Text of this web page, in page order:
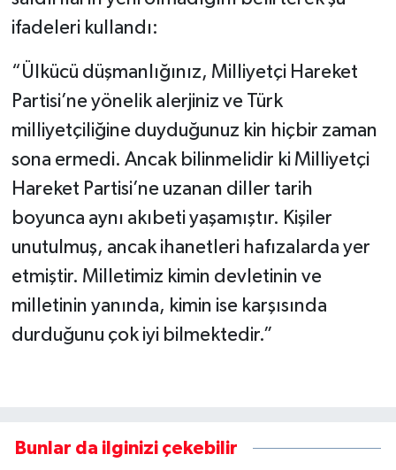
ifadeleri kullandı:
“Ülkücü düşmanlığınız, Milliyetçi Hareket
Partisi’ne yönelik alerjiniz ve Türk
milliyetçiliğine duyduğunuz kin hiçbir zaman
sona ermedi. Ancak bilinmelidir ki Milliyetçi
Hareket Partisi’ne uzanan diller tarih
boyunca aynı akıbeti yaşamıştır. Kişiler
unutulmuş, ancak ihanetleri hafızalarda yer
etmiştir. Milletimiz kimin devletinin ve
milletinin yanında, kimin ise karşısında
durduğunu çok iyi bilmektedir.”
Bunlar da ilginizi çekebilir